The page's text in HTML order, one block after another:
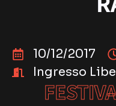
10/12/2017
Ingresso